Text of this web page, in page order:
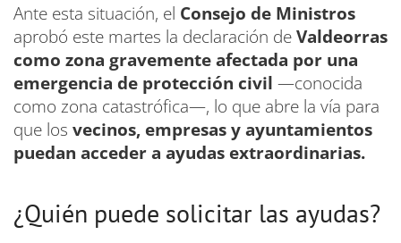
Ante esta situación, el Consejo de Ministros
aprobó este martes la declaración deValdeorras
como zona gravemente afectada por una
emergencia de protección civil —conocida
como zona catastrófica—, lo que abre la vía para
que los vecinos, empresas y ayuntamientos
puedan acceder a ayudas extraordinarias.
¿Quién puede solicitar las ayudas?